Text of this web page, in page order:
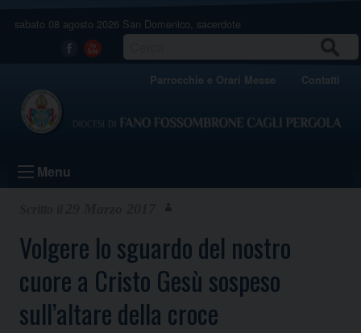
sabato 08 agosto 2026 San Domenico, sacerdote
Facebook
Youtube
Parrocchie e Orari Messe Contatti
Menu
Volgere lo sguardo del nostro
cuore a Cristo Gesù sospeso
sull’altare della croce